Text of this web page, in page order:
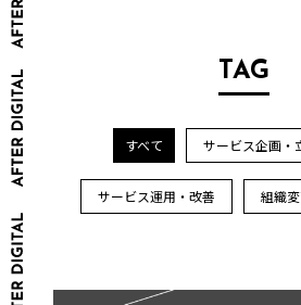
TAG
すべて サービス企画・
サービス運用・改善 組織